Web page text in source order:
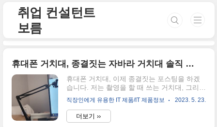
취업 컨설턴트
보름
휴대폰 거치대, 종결짓는 자바라 거치대 솔직 리뷰
휴대폰 거치대, 이제 종결짓는 포스팅을 하겠
습니다. 저는 촬영을 할 때 쓰는 거치대, 그리고
조명 링과 연결된 거치대, 등등을 많이 사용해
봤어요. 물론 10만 원 이내의 제품들이긴 하지
만, 과장을 하지 않고 보통 7개 정도의 거치대
를 사용했다고 봐요. 그런데 정말 놀라운 것은
직장인에게 유용한 IT 제품/IT 제품정보 2023. 5. 23.
더보기 ››